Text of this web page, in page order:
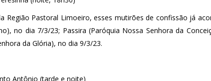
Região Pastoral Limoeiro, esses mutirões de confissão já
no dia 7/3/23; Passira (Paróquia Nossa Senhora da
da Glória), no dia 9/3/23.
Antônio (tarde e noite)